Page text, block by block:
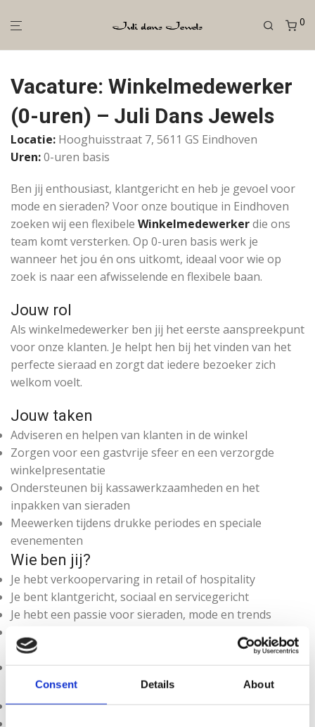
Consent Details About
0
Vacature: Winkelmedewerker
(0-uren) – Juli Dans Jewels
Locatie: Hooghuisstraat 7, 5611 GS Eindhoven
Uren:0-uren basis
Ben jij enthousiast, klantgericht en heb je gevoel voor
mode en sieraden? Voor onze boutique in Eindhoven
zoeken wij een flexibele Winkelmedewerkerdie ons
team komt versterken. Op 0-uren basis werk je
wanneer het jou én ons uitkomt, ideaal voor wie op
zoek is naar een afwisselende en flexibele baan.
Jouw rol
Als winkelmedewerker ben jij het eerste aanspreekpunt
voor onze klanten. Je helpt hen bij het vinden van het
perfecte sieraad en zorgt dat iedere bezoeker zich
welkom voelt.
Jouw taken
Adviseren en helpen van klanten in de winkel
Zorgen voor een gastvrije sfeer en een verzorgde
winkelpresentatie
Ondersteunen bij kassawerkzaamheden en het
inpakken van sieraden
Meewerken tijdens drukke periodes en speciale
evenementen
Wie ben jij?
Je hebt verkoopervaring in retail of hospitality
Je bent klantgericht, sociaal en servicegericht
Je hebt een passie voor sieraden, mode en trends
feestdagen of evenementen
Je werkt graag samen in een klein en enthousiast team
Wat bieden wij jou?
Een flexibele baan in onze boutique in hartje Eindhoven